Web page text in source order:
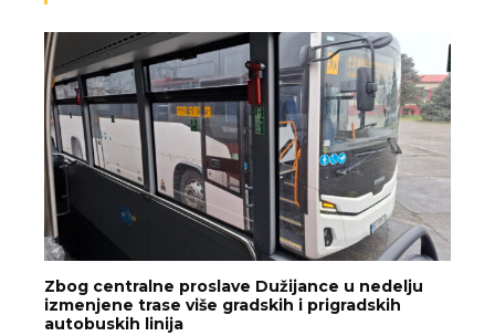
Zbog centralne proslave Dužijance u nedelju
izmenjene trase više gradskih i prigradskih
autobuskih linija